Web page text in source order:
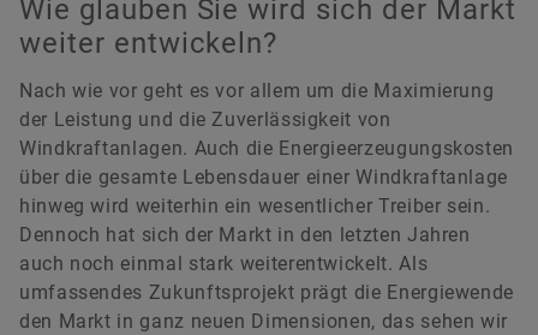
Wie glauben Sie wird sich der Markt
weiter entwickeln?
Nach wie vor geht es vor allem um die Maximierung
der Leistung und die Zuverlässigkeit von
Windkraftanlagen. Auch die Energieerzeugungskosten
über die gesamte Lebensdauer einer Windkraftanlage
hinweg wird weiterhin ein wesentlicher Treiber sein.
Dennoch hat sich der Markt in den letzten Jahren
auch noch einmal stark weiterentwickelt. Als
umfassendes Zukunftsprojekt prägt die Energiewende
den Markt in ganz neuen Dimensionen, das sehen wir